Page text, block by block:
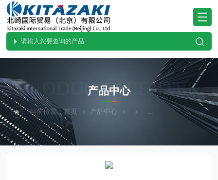
PRODUCTS CENTER
产品中心
当前位置：首页 产品中心 KAKUHUNTER写真化学